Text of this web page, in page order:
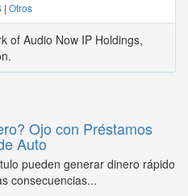
| Otros
of Audio Now IP Holdings,
Ojo con Préstamos
Auto
pueden generar dinero rápido
consecuencias...